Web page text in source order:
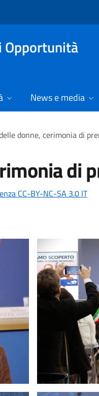
Opportunità
News e media
donne, cerimonia di
di
CC-BY-NC-SA 3.0 IT